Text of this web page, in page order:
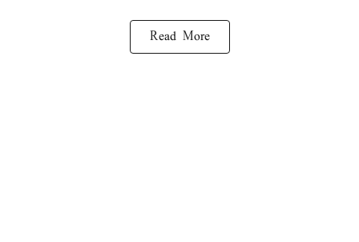
Read More